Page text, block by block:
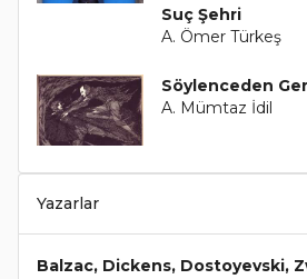
Suç Şehri
A. Ömer Türkeş
Söylenceden
A. Mümtaz İdil
Yazarlar
Balzac, Dickens, Dostoyevski,